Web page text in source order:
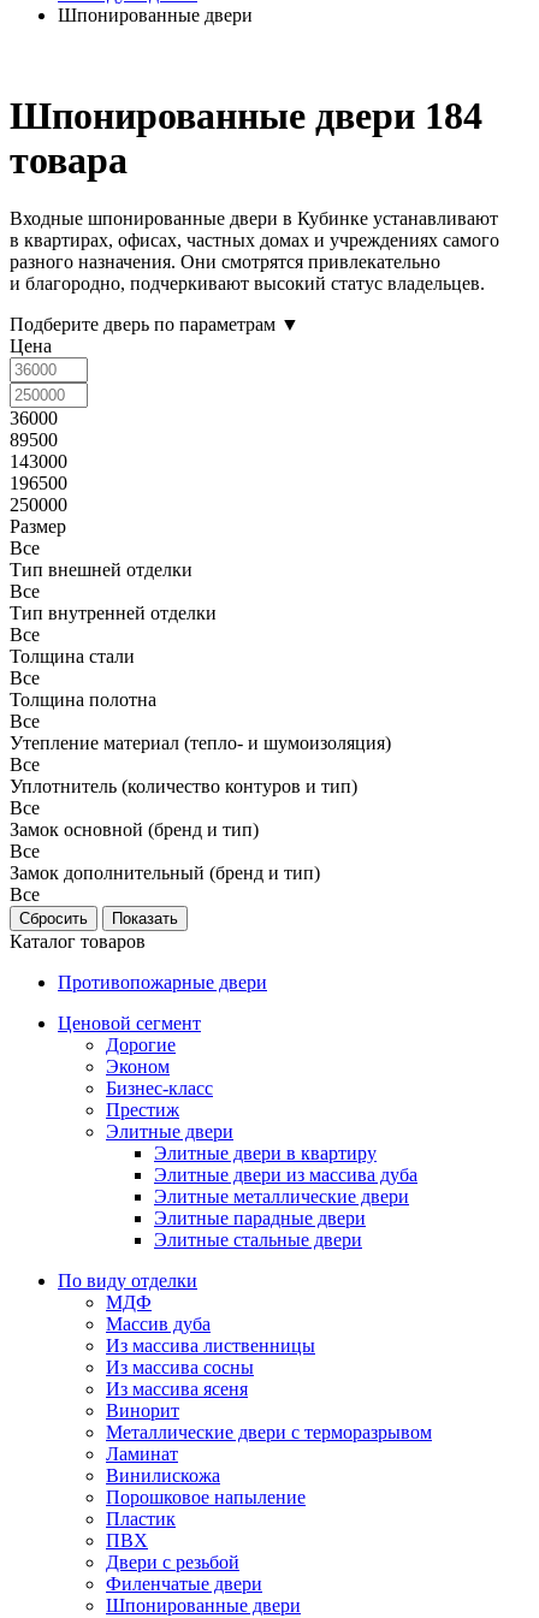
Шпонированные двери
Шпонированные двери 184
товара
Входные шпонированные двери в Кубинке устанавливают
в квартирах, офисах, частных домах и учреждениях самого
разного назначения. Они смотрятся привлекательно
и благородно, подчеркивают высокий статус владельцев.
Подберите дверь по параметрам ▼
Цена
36000
89500
143000
196500
250000
Размер
Все
Тип внешней отделки
Все
Тип внутренней отделки
Все
Толщина стали
Все
Толщина полотна
Все
Утепление материал (тепло- и шумоизоляция)
Все
Уплотнитель (количество контуров и тип)
Все
Замок основной (бренд и тип)
Все
Замок дополнительный (бренд и тип)
Все
Каталог товаров
Противопожарные двери
Ценовой сегмент
Дорогие
Эконом
Бизнес-класс
Престиж
Элитные двери
Элитные двери в квартиру
Элитные двери из массива дуба
Элитные металлические двери
Элитные парадные двери
Элитные стальные двери
По виду отделки
МДФ
Массив дуба
Из массива лиственницы
Из массива сосны
Из массива ясеня
Винорит
Металлические двери с терморазрывом
Ламинат
Винилискожа
Порошковое напыление
Пластик
ПВХ
Двери с резьбой
Филенчатые двери
Шпонированные двери